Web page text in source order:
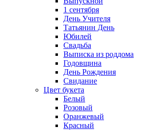
1 сентября
День Учителя
Татьянин День
Юбилей
Свадьба
Выписка из роддома
Годовщина
День Рождения
Свидание
Цвет букета
Белый
Розовый
Оранжевый
Красный